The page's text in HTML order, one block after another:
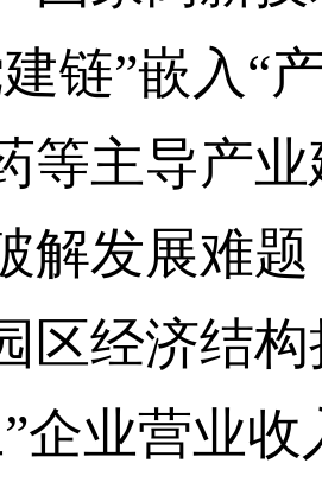
链”嵌入“
等主导产
解发展难
区经济结
企业营业